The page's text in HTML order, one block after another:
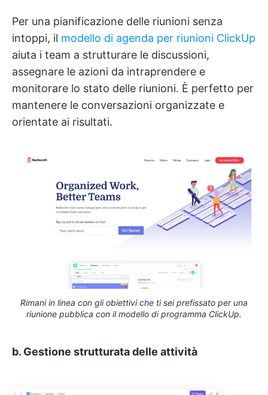
Per una pianificazione delle riunioni senza
intoppi, il modello di agenda per riunioni ClickUp
aiuta i team a strutturare le discussioni,
assegnare le azioni da intraprendere e
monitorare lo stato delle riunioni. È perfetto per
mantenere le conversazioni organizzate e
orientate ai risultati.
Rimani in linea con gli obiettivi che ti sei prefissato per una
riunione pubblica con il modello di programma ClickUp.
b. Gestione strutturata delle attività